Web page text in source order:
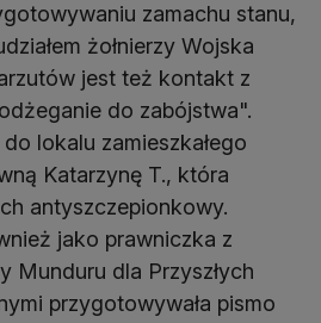
zamachu stanu,
żołnierzy Wojska
jest też kontakt z
do zabójstwa".
lokalu zamieszkałego
Katarzynę T., która
antyszczepionkowy.
jako prawniczka z
Munduru dla Przyszłych
przygotowywała pismo